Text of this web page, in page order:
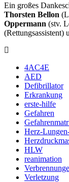
Ein großes
Thorsten Bellon
Oppermann (stv.
(Rettungsassistent)
4AC4E
AED
Defibrillator
Erkrankung
erste-hilfe
Gefahren
Herz-
HLW
reanimation
Verletzung